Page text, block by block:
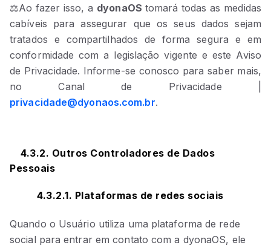
⚖️Ao fazer isso, a dyonaOS tomará todas as medidas
cabíveis para assegurar que os seus dados sejam
tratados e compartilhados de forma segura e em
conformidade com a legislação vigente e este Aviso
de Privacidade. Informe-se conosco para saber mais,
no Canal de Privacidade |
privacidade@dyonaos.com.br.
4.3.2. Outros Controladores de Dados
Pessoais
4.3.2.1. Plataformas de redes sociais
Quando o Usuário utiliza uma plataforma de rede
social para entrar em contato com a dyonaOS, ele